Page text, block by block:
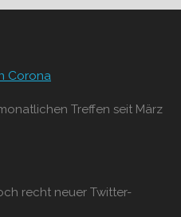
Corona
Treffen seit März
recht neuer Twitter-